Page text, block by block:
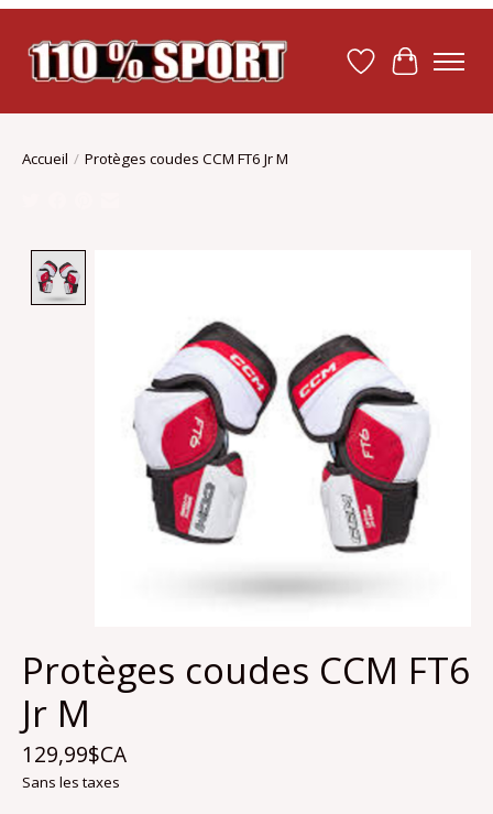
Liste dePanier
Accueil / Protèges coudes CCM FT6 Jr M
Protèges coudes CCM FT6
Jr M
129,99$CA
Sans les taxes